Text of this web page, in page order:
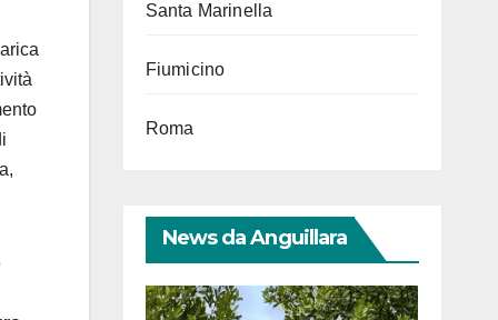
Santa Marinella
Fiumicino
Roma
News da Anguillara